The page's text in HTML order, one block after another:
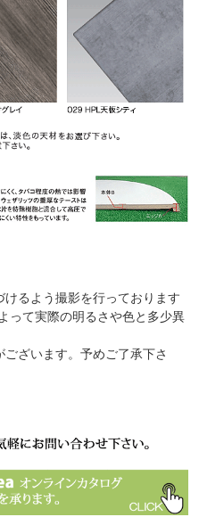
るよう撮影を行っております
って実際の明るさや色と多少異
ざいます。予めご了承下さ